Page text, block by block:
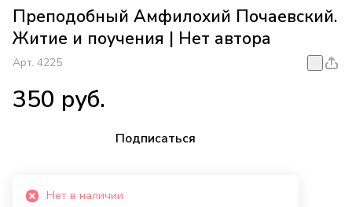
Преподобный Амфилохий Почаевский.
Житие и поучения | Нет автора
Арт. 4225
350 руб.
Подписаться
Нет в наличии